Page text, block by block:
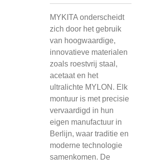
MYKITA onderscheidt
zich door het gebruik
van hoogwaardige,
innovatieve materialen
zoals roestvrij staal,
acetaat en het
ultralichte MYLON. Elk
montuur is met precisie
vervaardigd in hun
eigen manufactuur in
Berlijn, waar traditie en
moderne technologie
samenkomen. De